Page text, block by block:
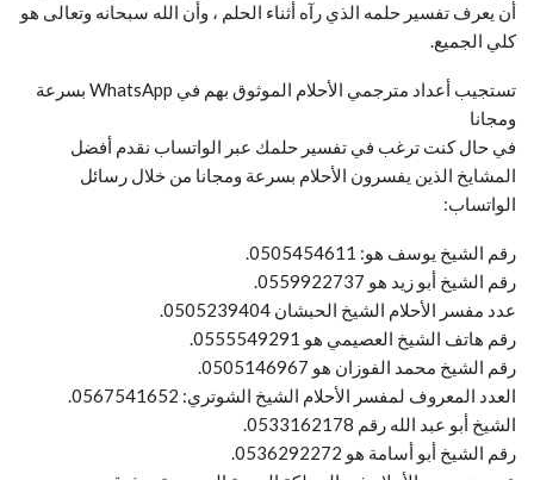
أن يعرف تفسير حلمه الذي رآه أثناء الحلم ، وأن الله سبحانه وتعالى هو
كلي الجميع.
تستجيب أعداد مترجمي الأحلام الموثوق بهم في WhatsApp بسرعة
ومجانا
في حال كنت ترغب في تفسير حلمك عبر الواتساب نقدم أفضل
المشايخ الذين يفسرون الأحلام بسرعة ومجانا من خلال رسائل
الواتساب:
رقم الشيخ يوسف هو: 0505454611.
رقم الشيخ أبو زيد هو 0559922737.
عدد مفسر الأحلام الشيخ الحبشان 0505239404.
رقم هاتف الشيخ العصيمي هو 0555549291.
رقم الشيخ محمد الفوزان هو 0505146967.
العدد المعروف لمفسر الأحلام الشيخ الشوتري: 0567541652.
الشيخ أبو عبد الله رقم 0533162178.
رقم الشيخ أبو أسامة هو 0536292272.